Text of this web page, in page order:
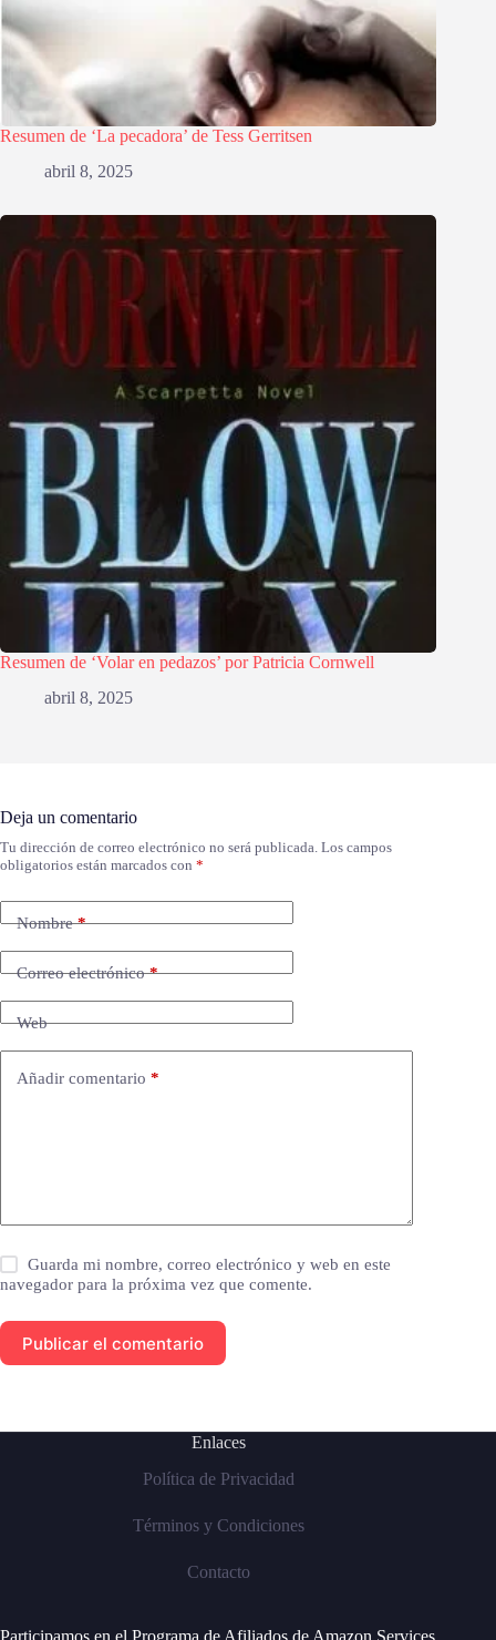
Resumen de ‘La pecadora’ de Tess Gerritsen
abril 8, 2025
Resumen de ‘Volar en pedazos’ por Patricia Cornwell
abril 8, 2025
Deja un comentario
Tu dirección de correo electrónico no será publicada. Los campos
obligatorios están marcados con *
Nombre*
Correo electrónico*
Web
Añadir comentario *
Guarda mi nombre, correo electrónico y web en este
navegador para la próxima vez que comente.
Publicar el comentario
Enlaces
Política de Privacidad
Términos y Condiciones
Contacto